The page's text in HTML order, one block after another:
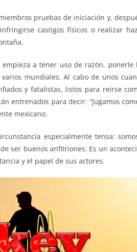
pruebas de iniciación y,
castigos físicos o realizar
a tener uso de razón, ponerle
mundiales. Al cabo de unos
y fatalistas, listos para reírse
entrenados para decir: “Jugamos
mexicano.
especialmente tensa:
ser buenos anfitriones. Es un
y el papel de sus actores.